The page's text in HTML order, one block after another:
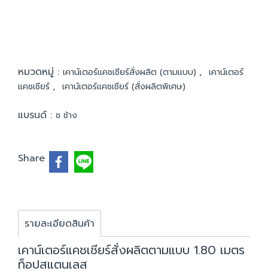
หมวดหมู่ : เคาน์เตอร์แคชเชียร์สั่งผลิต (ตามแบบ) , เคาน์เตอร์
แคชเชียร์ , เคาน์เตอร์แคชเชียร์ (สั่งผลิตพิเศษ)
แบรนด์ : ช ช้าง
Share
รายละเอียดสินค้า
เคาน์เตอร์แคชเชียร์สั่งผลิตตามแบบ 1.80 เมตร
ท็อปสแตนเลส